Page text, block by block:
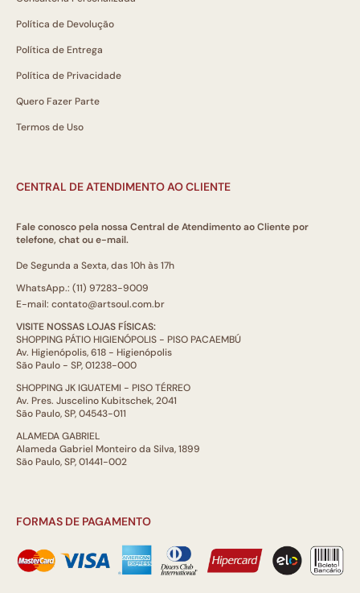
Política de Devolução
Política de Entrega
Política de Privacidade
Quero Fazer Parte
Termos de Uso
CENTRAL DE ATENDIMENTO AO CLIENTE
Fale conosco pela nossa Central de Atendimento ao Cliente por
telefone, chat ou e-mail.
De Segunda a Sexta, das 10h às 17h
WhatsApp.: (11) 97283-9009
E-mail: contato@artsoul.com.br
VISITE NOSSAS LOJAS FÍSICAS:
SHOPPING PÁTIO HIGIENÓPOLIS - PISO PACAEMBÚ
Av. Higienópolis, 618 - Higienópolis
São Paulo - SP, 01238-000
SHOPPING JK IGUATEMI - PISO TÉRREO
Av. Pres. Juscelino Kubitschek, 2041
São Paulo, SP, 04543-011
ALAMEDA GABRIEL
Alameda Gabriel Monteiro da Silva, 1899
São Paulo, SP, 01441-002
FORMAS DE PAGAMENTO